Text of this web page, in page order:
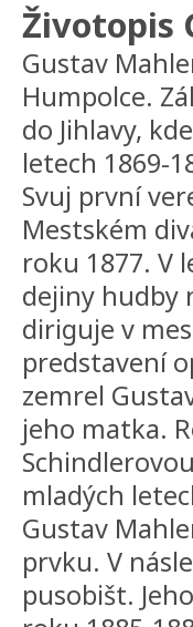
Životopis
Gustav
Humpolce.
do Jihlavy,
letech 1869-
Svuj první
Mestském
roku 1877. V
dejiny hudby
diriguje v
predstavení
zemrel
jeho matka.
mladých
Gustav
prvku. V
pusobišt.